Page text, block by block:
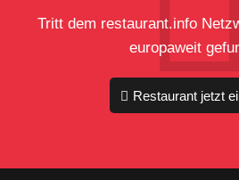
Tritt dem restaurant.info
europaweit
Restaurant jetzt